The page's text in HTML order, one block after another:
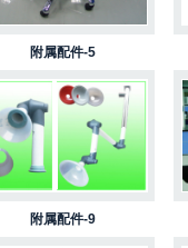
附属配件-5
附属配件-9